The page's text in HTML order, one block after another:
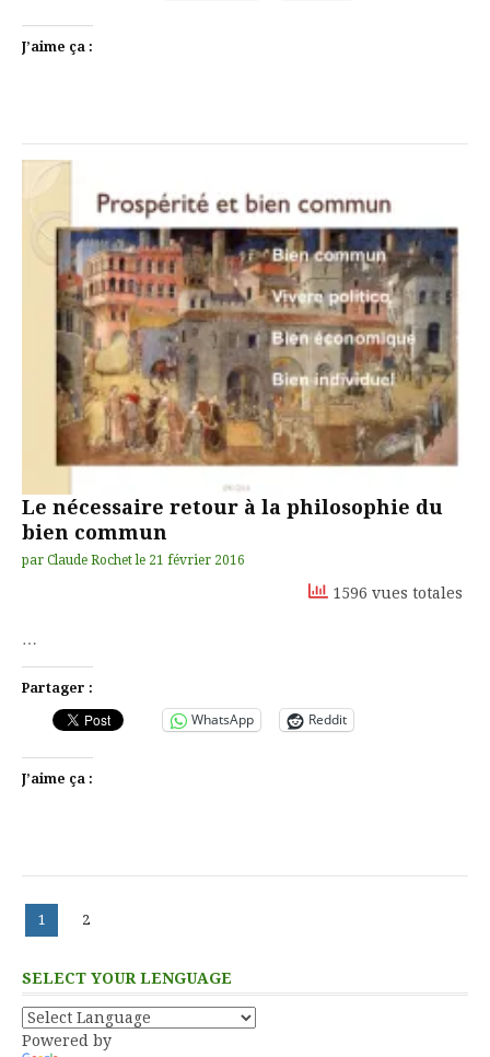
J’aime ça :
Le nécessaire retour à la philosophie du
bien commun
par Claude Rochet le 21 février 2016
1596 vues totales
…
Partager :
WhatsApp Reddit
J’aime ça :
Pagination
des
publications
Page
1 Page
2
SELECT YOUR LENGUAGE
Powered by